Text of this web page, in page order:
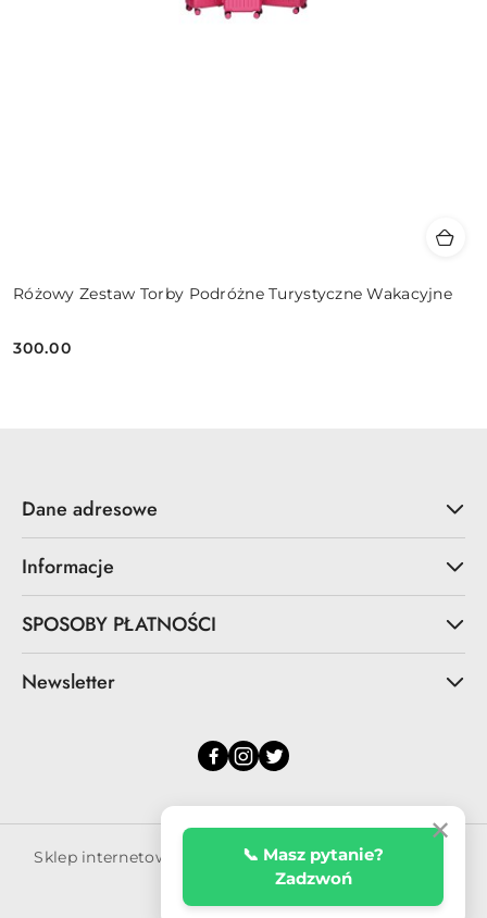
✕
📞 Masz pytanie?
Zadzwoń
Różowy Zestaw Torby Podróżne Turystyczne Wakacyjne
Cena:
300.00
Dane adresowe
Informacje
SPOSOBY PŁATNOŚCI
Newsletter
Sklep internetowy na oprogramowaniu Sky-Shop.pl